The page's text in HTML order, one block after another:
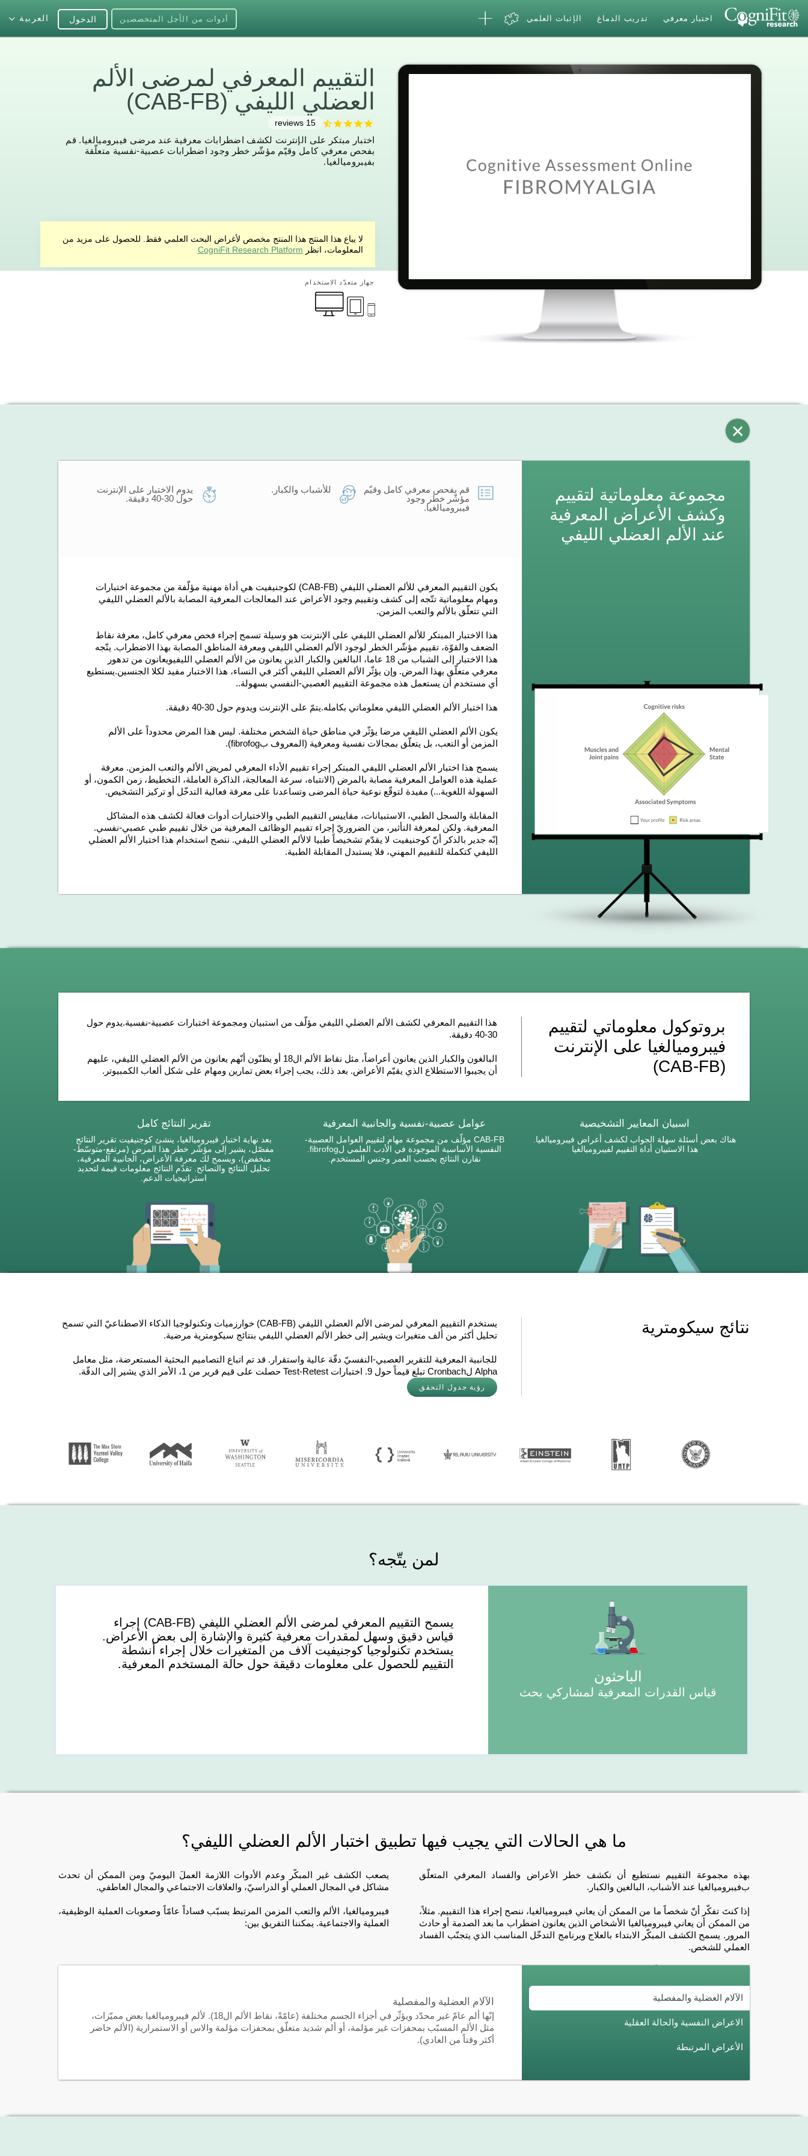
اختبار معرفي تدريب الدماغ الإثبات العلمي أدوات من الأجل المتخصصين العربية الدخول
التقييم المعرفي لمرضى الألم
العضلي الليفي (CAB-FB)
15
reviews
اختبار مبتكر على الإنترنت لكشف اضطرابات معرفية عند مرضى فيبروميالغيا. قم
بفحص معرفي كامل وقيّم مؤشّر خطر وجود اضطرابات عصبية-نفسية متعلّقة
بفيبروميالغيا.
لا يباع هذا المنتج هذا المنتج مخصص لأغراض البحث العلمي فقط. للحصول على مزيد من
المعلومات، انظر CogniFit Research Platform
جهاز متعدّد الاستخدام
مجموعة معلوماتية لتقييم
وكشف الأعراض المعرفية
عند الألم العضلي الليفي
قم بفحص معرفي كامل وقيّم
مؤشّر خطر وجود
فيبروميالغيا.
للأشباب والكبار.
يدوم الاختبار على الإنترنت
حول 30-40 دقيقة.
يكون التقييم المعرفي للألم العضلي الليفي (CAB-FB) لكوجنيفيت هي أداة مهنية مؤلّفة من مجموعة اختبارات
ومهام معلوماتية تتّجه إلى كشف وتقييم وجود الأعراض عند المعالجات المعرفية المصابة بالألم العضلي الليفي
التي تتعلّق بالألم والتعب المزمن.
هذا الاختبار المبتكر للألم العضلي الليفي على الإنترنت هو وسيلة تسمح إجراء فحص معرفي كامل، معرفة نقاط
الضعف والقوّة، تقييم مؤشّر الخطر لوجود الألم العضلي الليفي ومعرفة المناطق المصابة بهذا الاضطراب. يتّجه
هذا الاختبار إلى الشباب من 18 عاما، البالغين والكبار الذين يعانون من الألم العضلي الليفي
ويعانون من تدهور
معرفي متعلّق بهذا المرض. وإن يؤثّر الألم العضلي الليفي أكثر في النساء، هذا الاختبار مفيد لكلا الجنسين.يستطيع
أي مستخدم أن يستعمل هذه مجموعة التقييم العصبي-النفسي بسهولة..
هذا اختبار الألم العضلي الليفي معلوماتي بكامله.يتمّ على الإنترنت ويدوم حول 30-40 دقيقة .
يكون الألم العضلي الليفي مرضا يؤثّر في مناطق حياة الشخص مختلفة. ليس هذا المرض محدوداً على الألم
المزمن أو التعب، بل يتعلّق بمجالات نفسية ومعرفية (المعروف بfibrofog).
يسمح هذا اختبار الألم العضلي الليفي المبتكر إجراء تقييم الأداء المعرفي لمريض الألم والتعب المزمن. معرفة
عملية هذه العوامل المعرفية مصابة بالمرض (الانتباه، سرعة المعالجة، الذاكرة العاملة، التخطيط، زمن الكمون، أو
السهولة اللغوية...) مفيدة لتوقّع نوعية حياة المرضى وتساعدنا على معرفة فعالية التدخّل أو تركيز التشخيص.
المقابلة والسجل الطبي، الاستبيانات، مقاييس التقييم الطبي والاختبارات أدوات فعالة لكشف هذه المشاكل
المعرفية. ولكن لمعرفة التأثير، من الضروريّ إجراء تقييم الوظائف المعرفية من خلال تقييم طبي عصبي-نفسي.
إنّه جدير بالذكر أنّ كوجنيفيت لا يقدّم تشخيصاً طبيا لالألم العضلي الليفي. ننصح استخدام هذا اختبار الألم العضلي
الليفي كتكملة للتقييم المهني، فلا يستبدل المقابلة الطبية.
بروتوكول معلوماتي لتقييم
فيبروميالغيا على الإنترنت
(CAB-FB)
هذا التقييم المعرفي لكشف الألم العضلي الليفي مؤلّف من استبيان ومجموعة اختبارات عصبية-نفسية.يدوم حول
30-40 دقيقة.
البالغون والكبار الذين يعانون أعراضاً، مثل نقاط الألم ال18 أو يظنّون أنّهم يعانون من الألم العضلي الليفي، عليهم
أن يجيبوا الاستطلاع الذي يقيّم الأعراض. بعد ذلك، يجب إجراء بعض تمارين ومهام على شكل ألعاب الكمبيوتر.
اسبيان المعايير التشخيصية
هناك بعض أسئلة سهلة الجواب لكشف أعراض فيبروميالغيا.
هذا الاستبيان أداة التقييم لفيبروميالغيا
عوامل عصبية-نفسية والجانبية المعرفية
CAB-FB مؤلّف من مجموعة مهام لتقييم العوامل العصبية-
نقارن النتائج بحسب العمر وجنس المستخدم.
تقرير النتائج كامل
بعد نهاية اختبار فيبروميالغيا، ينشئ كوجنيفيت تقرير النتائج
مفصّل، يشير إلى مؤشّر خطر هذا المرض (مرتفع-متوسّط-
منخفض)، ويسمح لك معرفة الأعراض، الجانبية المعرفية،
تحليل النتائج والنصائح. تقدّم النتائج معلومات قيمة لتحديد
استراتيجيات الدعم.
نتائج سيكومترية
يستخدم التقييم المعرفي لمرضى الألم العضلي الليفي (CAB-FB) خوارزميات وتكنولوجيا الذكاء الاصطناعيّ التي تسمح
تحليل أكثر من ألف متغيرات ويشير إلى خطر الألم العضلي الليفي بنتائج سيكومترية مرضية.
للجانبية المعرفية للتقرير العصبي-النفسيّ دقّة عالية واستقرار. قد تم اتباع التصاميم البحثية المستعرضة، مثل معامل
Alpha لCronbach تبلغ قيماً حول 9. اختبارات Test-Retest حصلت على قيم قرير من 1، الأمر الذي يشير إلى الدقّة.
رؤية جدول التحقق
لمن يتّجه؟
الباحثون
قياس القدرات المعرفية لمشاركي بحث
يسمح التقييم المعرفي لمرضى الألم العضلي الليفي (CAB-FB) إجراء
قياس دقيق وسهل لمقدرات معرفية كثيرة والإشارة إلى بعض الأعراض.
يستخدم تكنولوجيا كوجنيفيت آلاف من المتغيرات خلال إجراء أنشطة
التقييم للحصول على معلومات دقيقة حول حالة المستخدم المعرفية.
ما هي الحالات التي يجيب فيها تطبيق اختبار الألم العضلي الليفي؟
بهذه مجموعة التقييم نستطيع أن نكشف خطر الأعراض والفساد المعرفي المتعلّق
بفيبروميالغيا عند الأشباب، البالغين والكبار .
إذا كنتَ تفكّر أنّ شخصاً ما من الممكن أن يعاني فيبروميالغيا، ننصح إجراء هذا التقييم. مثلاً،
من الممكن أن يعاني فيبروميالغيا الأشخاص الذين يعانون اضطراب ما بعد الصدمة أو حادث
المرور. يسمح الكشف المبكّر الابتداء بالعلاج وبرنامج التدخّل المناسب الذي يتجنّب الفساد
العملي للشخص.
يصعب الكشف غير المبكّر وعدم الأدوات اللازمة العملَ اليوميّ ومن الممكن أن تحدث
مشاكل في المجال العملي أو الدراسيّ، والعلاقات الاجتماعي والمجال العاطفي.
فيبروميالغيا، الألم والتعب المزمن المرتبط يسبّب فساداً عامّاً وصعوبات العملية الوظيفية،
العملية والاجتماعية. يمكننا التفريق بين:
الآلام العضلية والمفصلية
الاعراض النفسية والحالة العقلية
الأعراض المرتبطة
الآلام العضلية والمفصلية
إنّها ألم عامّ غير محدّد ويؤثّر في أجزاء الجسم مختلفة (عامّةً، نقاط الألم ال18). لألم فيبروميالغيا بعض مميّزات،
مثل الألم المسبّب بمحفزات غير مؤلمة، أو ألم شديد متعلّق بمحفزات مؤلمة والاس أو الاستمرارية (الألم حاضر
أكثر وقتاً من العادي).